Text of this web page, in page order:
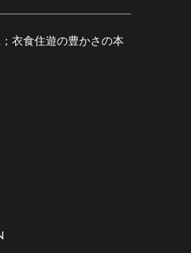
食住遊の豊かさの本